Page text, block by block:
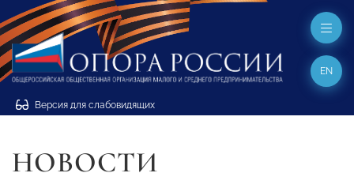
Версия для слабовидящих
EN
НОВОСТИ